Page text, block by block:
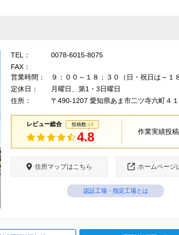
TEL：
0078-6015-8075
FAX：
営業時間：
９：００～１８：３０（日・祝日は～１
定休日：
月曜日、第1・3日曜日
住所：
〒490-1207 愛知県あま市二ツ寺六町４１
レビュー総合 投稿数:19
4.8 作業実績投稿
住所マップはこちら ホームページ
認証工場・指定工場とは